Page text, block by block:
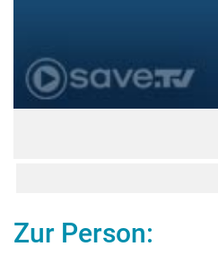
Zur Person: